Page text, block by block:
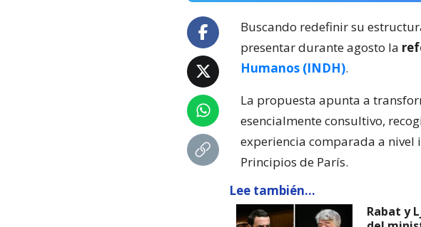
Buscando redefinir su
presentar durante agosto la
Humanos (INDH).
La propuesta apunta a
esencialmente consultivo,
experiencia comparada a nivel
Principios de París.
Lee también...
Rabat y